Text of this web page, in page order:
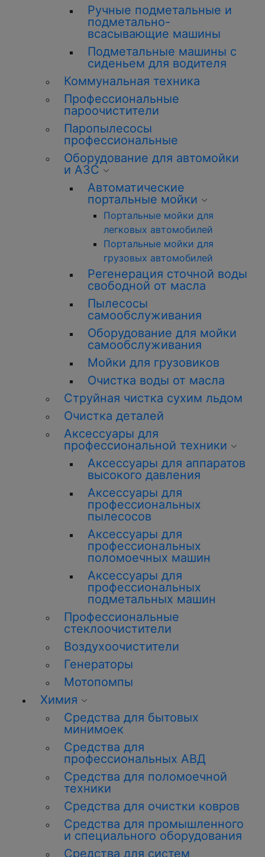
Ручные подметальные и
подметально-
всасывающие машины
Подметальные машины с
сиденьем для водителя
Коммунальная техника
Профессиональные
пароочистители
Паропылесосы
профессиональные
Оборудование для автомойки
и АЗС
Автоматические
портальные мойки
Портальные мойки для
легковых автомобилей
Портальные мойки для
грузовых автомобилей
Регенерация сточной воды
свободной от масла
Пылесосы
самообслуживания
Оборудование для мойки
самообслуживания
Мойки для грузовиков
Очистка воды от масла
Струйная чистка сухим льдом
Очистка деталей
Аксессуары для
профессиональной техники
Аксессуары для аппаратов
высокого давления
Аксессуары для
профессиональных
пылесосов
Аксессуары для
профессиональных
поломоечных машин
Аксессуары для
профессиональных
подметальных машин
Профессиональные
стеклоочистители
Воздухоочистители
Генераторы
Мотопомпы
Химия
Средства для бытовых
минимоек
Средства для
профессиональных АВД
Средства для поломоечной
техники
Средства для очистки ковров
Средства для промышленного
и специального оборудования
Средства для систем